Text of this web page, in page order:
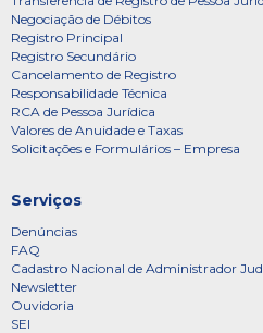
Negociação de Débitos
Registro Principal
Registro Secundário
Cancelamento de Registro
Responsabilidade Técnica
RCA de Pessoa Jurídica
Valores de Anuidade e Taxas
Solicitações e Formulários – Empresa
Serviços
Denúncias
FAQ
Cadastro Nacional de Administrador
Newsletter
Ouvidoria
SEI